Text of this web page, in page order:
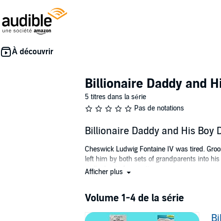
Billionaire Daddy and
5 titres dans la série
Pas de notations
Billionaire Daddy and His Boy
Cheswick Ludwig Fontaine IV was tired.
left him by both sets of grandparents into
walked out of a meeting.
Richard, he quickly offers him a deal - be
Cheswick is intrigued. He'd never gotten to
Afficher plus
Volume 1-4 de la série